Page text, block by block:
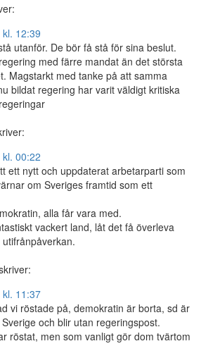
12:39
utanför. De bör få stå för sina beslut.
med färre mandat än det största
Magstarkt med tanke på att samma
bildat regering har varit väldigt kritiska
00:22
ett nytt och uppdaterat arbetarparti som
om Sveriges framtid som ett
alla får vara med.
vackert land, låt det få överleva
kl. 11:37
vi röstade på, demokratin är borta, sd är
och blir utan regeringspost.
röstat, men som vanligt gör dom tvärtom